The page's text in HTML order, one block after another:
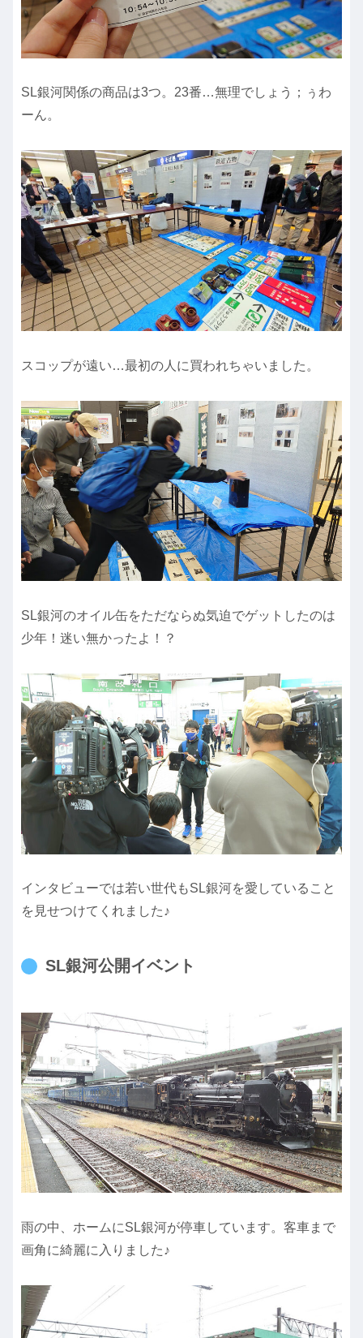
SL銀河関係の商品は3つ。23番…無理でしょう；ぅわ
ーん。
スコップが遠い…最初の人に買われちゃいました。
SL銀河のオイル缶をただならぬ気迫でゲットしたのは
少年！迷い無かったよ！？
インタビューでは若い世代もSL銀河を愛していること
を見せつけてくれました♪
SL銀河公開イベント
雨の中、ホームにSL銀河が停車しています。客車まで
画角に綺麗に入りました♪